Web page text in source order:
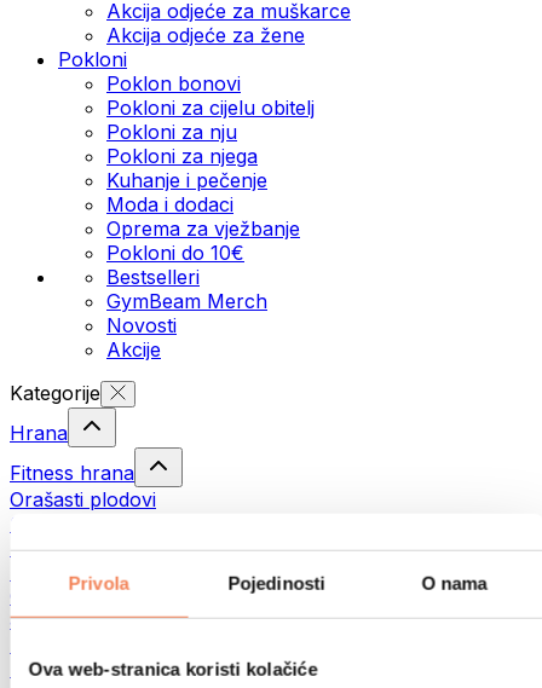
Privola Pojedinosti O nama
Ova web-stranica koristi kolačiće
Akcija odjeće za muškarce
Akcija odjeće za žene
Pokloni
Poklon bonovi
Pokloni za cijelu obitelj
Pokloni za nju
Pokloni za njega
Kuhanje i pečenje
Moda i dodaci
Oprema za vježbanje
Pokloni do 10€
Bestselleri
GymBeam Merch
Novosti
Akcije
Kategorije
Hrana
Fitness hrana
Orašasti plodovi
Sjemenke
Namazi i paste
Gotovi obroci
Jaja
Meso